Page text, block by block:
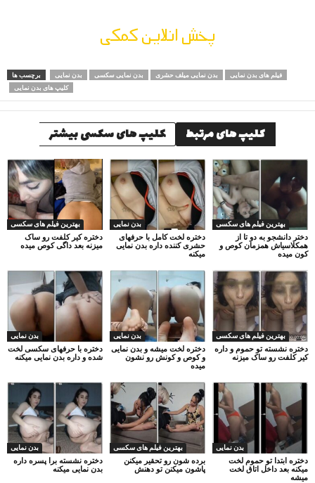
پخش انلاین کمکی
برچسب ها بدن نمایی بدن نمایی سکسی بدن نمایی میلف حشری
فیلم های بدن نمایی
کلیپ های بدن نمایی
کلیپ های مرتبط کلیپ های سکسی بیشتر
بهترین فیلم های سکسی
دختره کیر کلفت رو ساک
میزنه بعد داگی کوص میده
بدن نمایی
دختره لخت کامل با حرفهای
حشری کننده داره بدن نمایی
میکنه
بهترین فیلم های سکسی
دختر دانشجو به دو تا از
همکلاسیاش همزمان کوص و
کون میده
بدن نمایی
دختره با حرفهای سکسی لخت
شده و داره بدن نمایی میکنه
بدن نمایی
دختره لخت میشه و بدن نمایی
و کوص و کونش رو نشون
میده
بهترین فیلم های سکسی
دختره نشسته تو حموم و داره
کیر کلفت رو ساک میزنه
بدن نمایی
دختره نشسته برا پسره داره
بدن نمایی میکنه
بهترین فیلم های سکسی
برده شون رو تحقیر میکنن
پاشون میکنن تو دهنش
بدن نمایی
دختره ابتدا تو حموم لخت
میکنه بعد داخل اتاق لخت
میشه